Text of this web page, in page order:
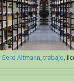
Gerd Altmann, trabajo,